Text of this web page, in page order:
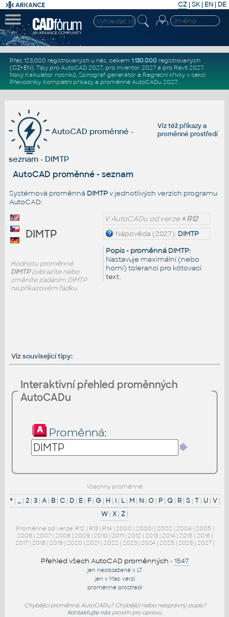
CZ | SK| EN | DE
Přes 123.000 registrovaných u nás, celkem 1.130.000registrovaných
(CZ+EN). Tipy pro AutoCAD 2027, pro Inventor 2027a pro Revit 2027.
Nový Kalkulátor nosníků, Spirograf generátor a Regresní křivkyv sekci
Převodníky. Kompletní příkazya proměnné AutoCADu 2027.
Viz téžpříkazya
proměnné prostředí
AutoCAD proměnné -
seznam - DIMTP
AutoCAD proměnné - seznam
Systémová proměnná DIMTPv jednotlivých verzích programu
AutoCAD:
V AutoCADu od verze≤ R12
Nápověda (2027): DIMTP
Popis - proměnná DIMTP:
Nastavuje maximální (nebo
horní) toleranci pro kótovací
text.
DIMTP
Hodnotu proměnné
DIMTPzobrazíte nebo
změníte zadáním DIMTP
na příkazovém řádku.
Vizsouvisející tipy:
Interaktivní přehled proměnných
AutoCADu
Proměnná:
Všechny proměnné:
*| _| 2| 3| A| B| C| D| E| F| G| H| I| L| M| N| O| P| Q| R| S| T| U| V|
W | X | Z |
Proměnné od verze: R12 | R13 | R14 | 2000 | 2000i | 2002 | 2004 | 2005 |
2006 | 2007 | 2008 | 2009 | 2010 | 2011 | 2012 | 2013 | 2014 | 2015 | 2016 |
2017 | 2018 | 2019 | 2020 | 2021 | 2022 | 2023 | 2024 | 2025 | 2026 | 2027 |
Přehled všech AutoCAD proměnných - 1547
jen neobsažené v LT
jen v Mac verzi
proměnné prostředí
Chybějící proměnná AutoCADu? Chybějící nebo nesprávný popis?
Kontaktujte násprosím pro opravu.